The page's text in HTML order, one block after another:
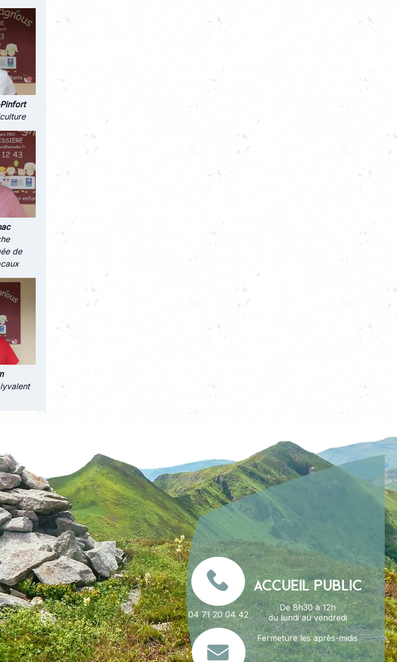
de
04 71 20 04 42
ACCUEIL PUBLIC
De 8h30 à 12h
du lundi au vendredi
Fermeture les après-midis